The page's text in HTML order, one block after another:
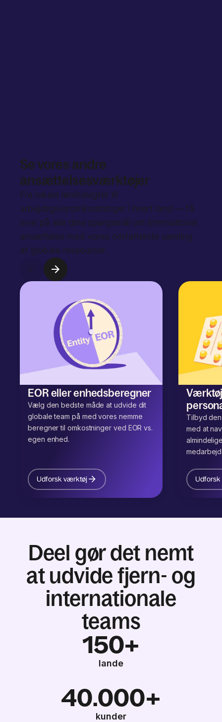
Se vores andre
ansættelsesværktøjer
Fra lokale lønindsigter til
arbejdsgiveromkostninger i hvert land — få
svar på alle dine spørgsmål om international
ansættelse med vores omfattende samling
af globale ressourcer.
EOR eller enhedsberegner
Vælg den bedste måde at udvide dit
globale team på med vores nemme
beregner til omkostninger ved EOR vs.
egen enhed.
Udforsk værktøj
Tilbyd
med at
Deel gør det nemt
at udvide fjern- og
internationale
teams
150+
lande
40.000+
kunder